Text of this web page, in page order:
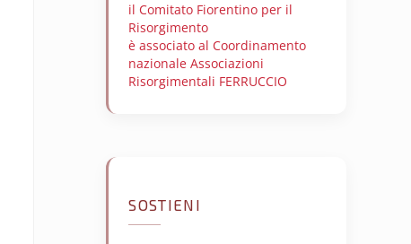
il Comitato Fiorentino per il
Risorgimento
è associato al Coordinamento
nazionale Associazioni
Risorgimentali FERRUCCIO
SOSTIENI